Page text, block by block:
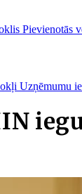
Pievienotās
Uzņēmumu